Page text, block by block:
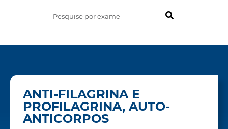
Pesquise por exame
ANTI-FILAGRINA E
PROFILAGRINA, AUTO-
ANTICORPOS